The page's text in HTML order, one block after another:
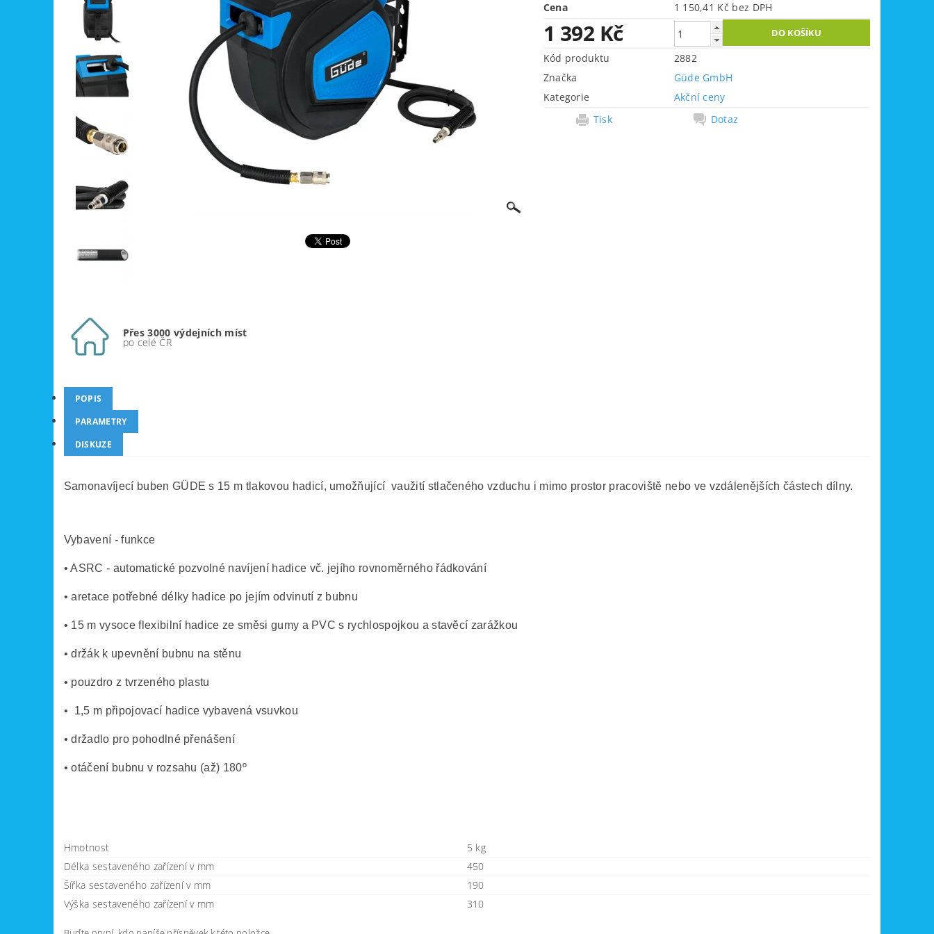
Cena
1 150,41 Kč bez DPH
1 392 Kč
Kód produktu
2882
Značka
Güde GmbH
Kategorie
Akční ceny
Tisk
Dotaz
Přes 3000 výdejních míst
po celé ČR
POPIS
PARAMETRY
DISKUZE
Samonavíjecí buben GÜDE s 15 m tlakovou hadicí, umožňující vaužití stlačeného vzduchu i mimo prostor pracoviště nebo ve vzdálenějších částech dílny.
Vybavení - funkce
• ASRC - automatické pozvolné navíjení hadice vč. jejího rovnoměrného řádkování
• aretace potřebné délky hadice po jejím odvinutí z bubnu
• 15 m vysoce flexibilní hadice ze směsi gumy a PVC s rychlospojkou a stavěcí zarážkou
• držák k upevnění bubnu na stěnu
• pouzdro z tvrzeného plastu
• 1,5 m připojovací hadice vybavená vsuvkou
• držadlo pro pohodlné přenášení
• otáčení bubnu v rozsahu (až) 180º
Hmotnost
5 kg
Délka sestaveného zařízení v mm
450
Šířka sestaveného zařízení v mm
190
Výška sestaveného zařízení v mm
310